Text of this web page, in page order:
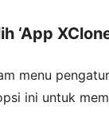
‘App
menu
ini untuk